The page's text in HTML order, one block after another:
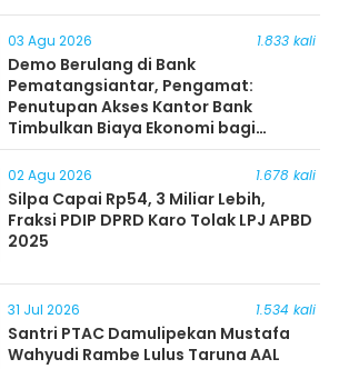
03 Agu 2026 1.833 kali
Demo Berulang di Bank
Pematangsiantar, Pengamat:
Penutupan Akses Kantor Bank
Timbulkan Biaya Ekonomi bagi
Masyarakat
02 Agu 2026 1.678 kali
Silpa Capai Rp54, 3 Miliar Lebih,
Fraksi PDIP DPRD Karo Tolak LPJ APBD
2025
31 Jul 2026 1.534 kali
Santri PTAC Damulipekan Mustafa
Wahyudi Rambe Lulus Taruna AAL